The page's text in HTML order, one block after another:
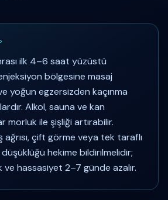
ilk 4–6 saat yüzüstü
bölgesine masaj
yoğun egzersizden kaçınma
Alkol, sauna ve kan
morluk ile şişliği artırabilir.
ağrısı, çift görme veya tek taraflı
hekime bildirilmelidir;
ve hassasiyet 2–7 günde azalır.